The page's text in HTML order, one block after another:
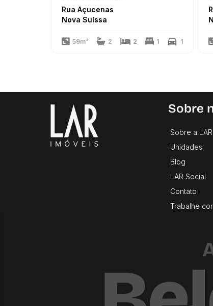
Rua Açucenas
Nova Suíssa
59m² 2 2 1 1
Sobre
Sobre a LAR
Unidades
Blog
LAR Social
Contato
Trabalhe